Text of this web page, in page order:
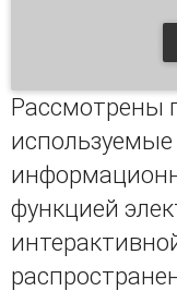
Рассмотрены
функцией